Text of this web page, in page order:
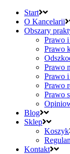
Start
O Kancelarii
Obszary
Prawo
Prawo
Prawo
Prawo
Prawo
Prawo
Blog
Sklep
Koszyk
Kontakt